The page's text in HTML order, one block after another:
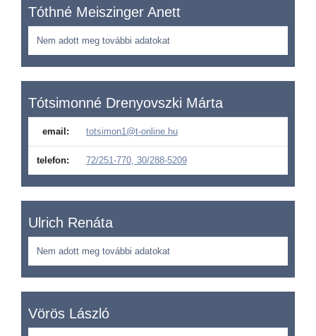
Tóthné Meiszinger Anett
Nem adott meg további adatokat
Tótsimonné Drenyovszki Márta
email: totsimon1@t-online.hu
telefon: 72/251-770, 30/288-5209
Ulrich Renáta
Nem adott meg további adatokat
Vörös László